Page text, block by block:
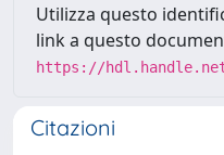
Utilizza questo
link a questo
https://
Citazioni